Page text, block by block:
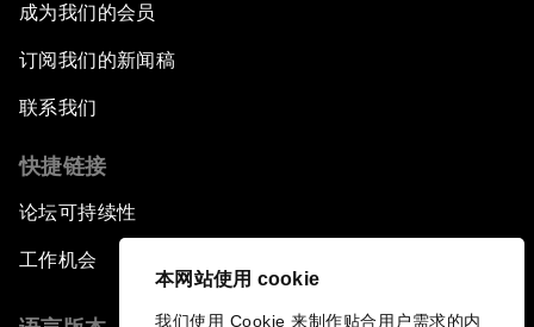
本网站使用 cookie
我们使用 Cookie 来制作贴合用户需求的内
成为我们的会员
订阅我们的新闻稿
联系我们
快捷链接
论坛可持续性
工作机会